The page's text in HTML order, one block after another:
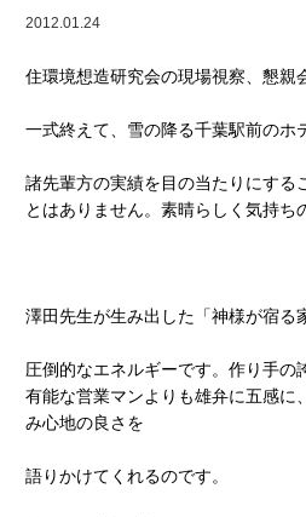
2012.01.24
住環境想造研究会の現場視察、懇親
一式終えて、雪の降る千葉駅前のホ
諸先輩方の実績を目の当たりにする
とはありません。素晴らしく気持ち
澤田先生が生み出した「神様が宿る
圧倒的なエネルギーです。作り手の
有能な営業マンよりも雄弁に五感に
み心地の良さを
語りかけてくれるのです。